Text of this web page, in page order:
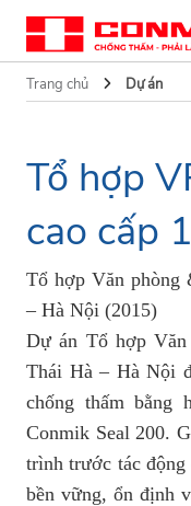
Trang chủ Dự án
Tổ hợp
cao cấp
Tổ hợp Văn phòng
– Hà Nội (2015)
Dự án Tổ hợp
Thái Hà – Hà Nội
chống thấm bằng
Conmik Seal 200.
trình trước tác
bền vững, ổn định